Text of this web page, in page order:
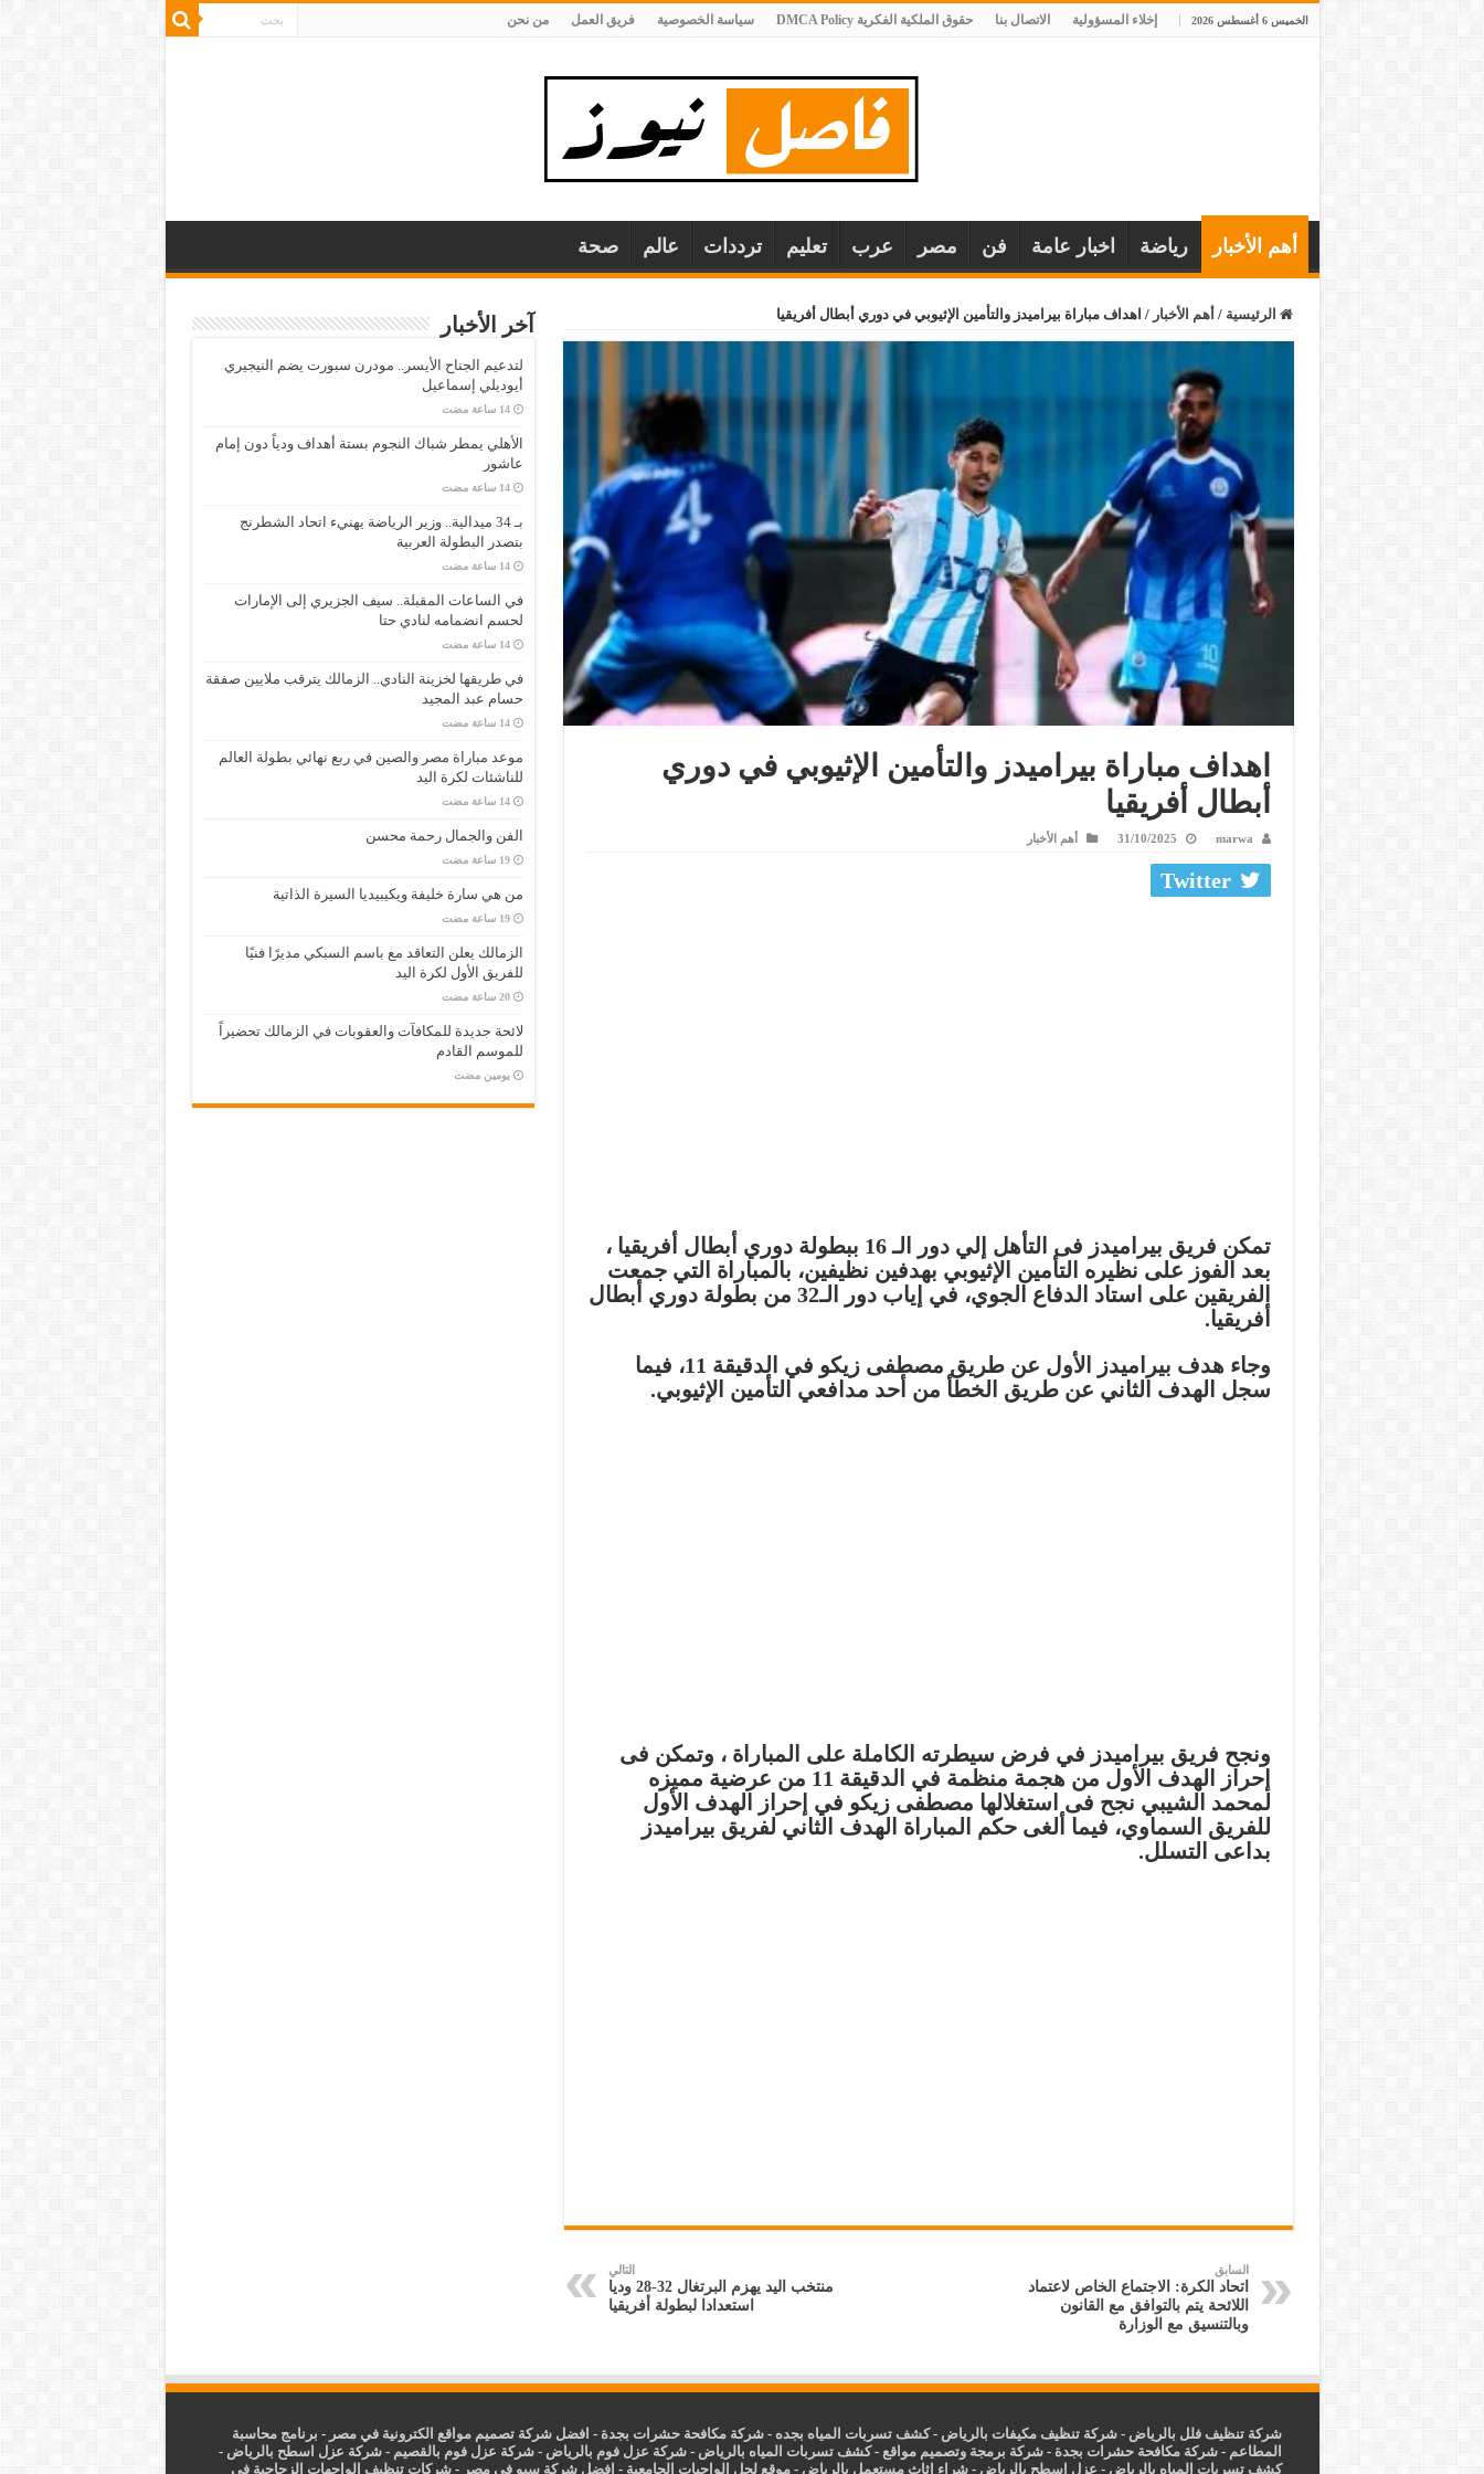
الخميس 6 أغسطس 2026 إخلاء المسؤولية الاتصال بنا حقوق الملكية الفكرية DMCA Policy سياسة الخصوصية فريق العمل من نحن
أهم الأخبار رياضة اخبار عامة فن مصر عرب تعليم ترددات عالم صحة
الرئيسية / أهم الأخبار / اهداف مباراة بيراميدز والتأمين الإثيوبي في دوري أبطال أفريقيا
اهداف مباراة بيراميدز والتأمين الإثيوبي في دوري
أبطال أفريقيا
marwa
31/10/2025 أهم الأخبار
Twitter
تمكن فريق بيراميدز فى التأهل إلي دور الـ 16 ببطولة دوري أبطال أفريقيا ،
بعد الفوز على نظيره التأمين الإثيوبي بهدفين نظيفين، بالمباراة التي جمعت
الفريقين على استاد الدفاع الجوي، في إياب دور الـ32 من بطولة دوري أبطال
أفريقيا.
وجاء هدف بيراميدز الأول عن طريق مصطفى زيكو في الدقيقة 11، فيما
سجل الهدف الثاني عن طريق الخطأ من أحد مدافعي التأمين الإثيوبي.
ونجح فريق بيراميدز في فرض سيطرته الكاملة على المباراة ، وتمكن فى
إحراز الهدف الأول من هجمة منظمة في الدقيقة 11 من عرضية مميزه
لمحمد الشيبي نجح فى استغلالها مصطفى زيكو في إحراز الهدف الأول
للفريق السماوي، فيما ألغى حكم المباراة الهدف الثاني لفريق بيراميدز
بداعى التسلل.
السابق
اتحاد الكرة: الاجتماع الخاص لاعتماد
اللائحة يتم بالتوافق مع القانون
وبالتنسيق مع الوزارة
التالي
منتخب اليد يهزم البرتغال 32-28 وديا
استعدادا لبطولة أفريقيا
آخر الأخبار
لتدعيم الجناح الأيسر.. مودرن سبورت يضم النيجيري
أيوديلي إسماعيل
‏14 ساعة مضت
الأهلي يمطر شباك النجوم بستة أهداف ودياً دون إمام
عاشور
‏14 ساعة مضت
بـ 34 ميدالية.. وزير الرياضة يهنيء اتحاد الشطرنج
بتصدر البطولة العربية
‏14 ساعة مضت
في الساعات المقبلة.. سيف الجزيري إلى الإمارات
لحسم انضمامه لنادي حتا
‏14 ساعة مضت
في طريقها لخزينة النادي.. الزمالك يترقب ملايين صفقة
حسام عبد المجيد
‏14 ساعة مضت
موعد مباراة مصر والصين في ربع نهائي بطولة العالم
للناشئات لكرة اليد
‏14 ساعة مضت
الفن والجمال رحمة محسن
‏19 ساعة مضت
من هي سارة خليفة ويكيبيديا السيرة الذاتية
‏19 ساعة مضت
الزمالك يعلن التعاقد مع باسم السبكي مديرًا فنيًا
للفريق الأول لكرة اليد
‏20 ساعة مضت
لائحة جديدة للمكافآت والعقوبات في الزمالك تحضيراً
للموسم القادم
‏يومين مضت
شركة تنظيف فلل بالرياض -شركة تنظيف مكيفات بالرياض -كشف تسربات المياه بجده -شركة مكافحة حشرات بجدة - افضل شركة تصميم مواقع الكترونية في مصر - برنامج محاسبة
المطاعم -شركة مكافحة حشرات بجدة -شركة برمجة وتصميم مواقع -كشف تسربات المياه بالرياض -شركة عزل فوم بالرياض -شركة عزل فوم بالقصيم -شركة عزل اسطح بالرياض -
كشف تسربات المياه بالرياض - عزل اسطح بالرياض -شراء اثاث مستعمل بالرياض - موقع لحل الواجبات الجامعية - افضل شركة سيو في مصر -شركات تنظيف الواجهات الزجاجية في